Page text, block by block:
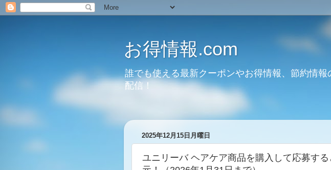
お得情報.com
誰でも使える最新クーポンやお得情報、節約情
配信！
2025年12月15日月曜日
ユニリーバ ヘアケア商品を購入して応募す